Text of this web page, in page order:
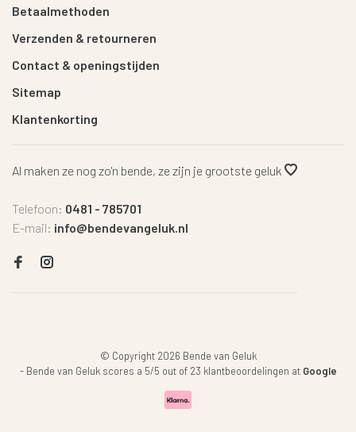
Betaalmethoden
Verzenden & retourneren
Contact & openingstijden
Sitemap
Klantenkorting
Al maken ze nog zo'n bende, ze zijn je grootste geluk
Telefoon: 0481 - 785701
E-mail: info@bendevangeluk.nl
© Copyright 2026 Bende van Geluk
- Bende van Geluk scores a 5/5 out of 23 klantbeoordelingen at Google